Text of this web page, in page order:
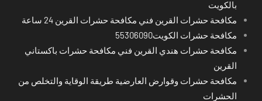
بالكويت
مكافحة حشرات القرين فني مكافحة حشرات القرين 24 ساعة
مكافحة حشرات الكويت55306090
مكافحة حشرات هندي القرين فني مكافحة حشرات باكستاني
القرين
مكافحة حشرات وقوارض العارضية طريقة الوقاية والتخلص من
الحشرات